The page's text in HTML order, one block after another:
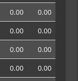
0.00
0.00
0.00
0.00
0.00
0.00
0.00
0.00